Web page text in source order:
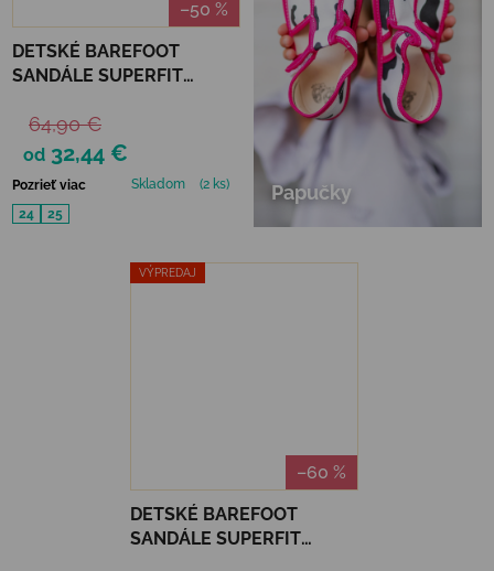
–50 %
DETSKÉ BAREFOOT
SANDÁLE SUPERFIT
WHITE/ROSA
od 32,44 €
64,90 €
Pozrieť viac Skladom
(2 ks)
24
25
Papučky
VÝPREDAJ
–60 %
DETSKÉ BAREFOOT
SANDÁLE SUPERFIT